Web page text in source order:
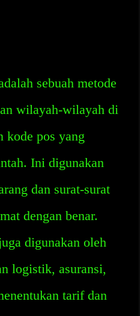
sebuah metode
wilayah-wilayah di
kode pos yang
Ini digunakan
dan surat-surat
dengan benar.
digunakan oleh
logistik, asuransi,
tarif dan